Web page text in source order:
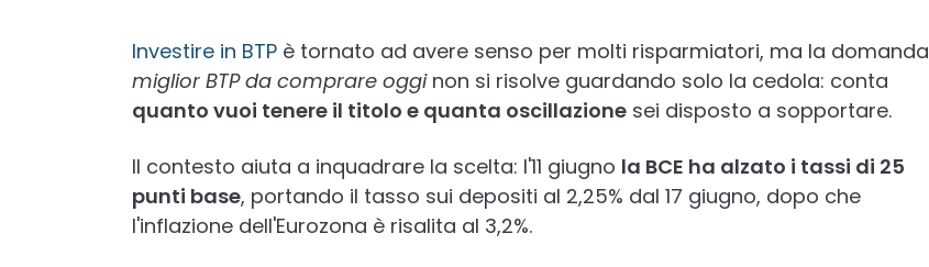
Investire in BTP è tornato ad avere senso per molti risparmiatori, ma la domanda
miglior BTP da comprare ogginon si risolve guardando solo la cedola: conta
quanto vuoi tenere il titolo e quanta oscillazione sei disposto a sopportare.
Il contesto aiuta a inquadrare la scelta: l'11 giugno la BCE ha alzato i tassi di 25
punti base, portando il tasso sui depositi al 2,25% dal 17 giugno, dopo che
l'inflazione dell'Eurozona è risalita al 3,2%.